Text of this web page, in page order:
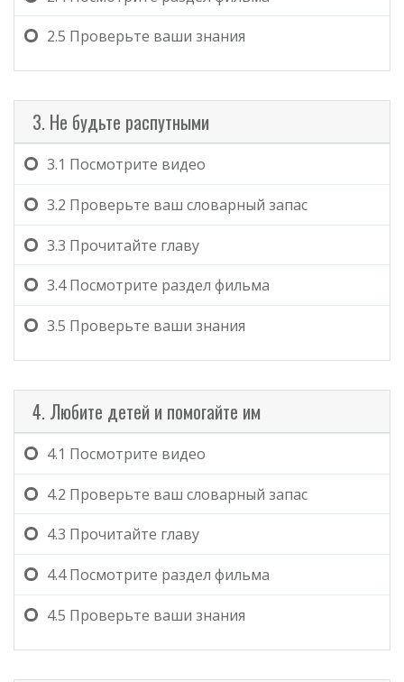
2.5 Проверьте ваши знания
3. Не будьте распутными
3.1 Посмотрите видео
3.2 Проверьте ваш словарный запас
3.3 Прочитайте главу
3.4Посмотрите раздел фильма
3.5 Проверьте ваши знания
4. Любите детей и помогайте им
4.1 Посмотрите видео
4.2 Проверьте ваш словарный запас
4.3 Прочитайте главу
4.4Посмотрите раздел фильма
4.5 Проверьте ваши знания